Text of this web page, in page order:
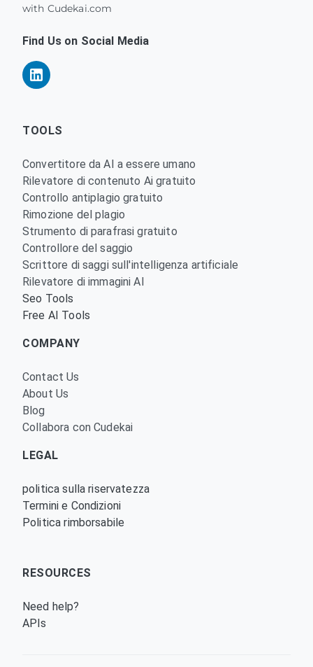
with Cudekai.com
Find Us on Social Media
TOOLS
Convertitore da AI a essere umano
Rilevatore di contenuto Ai gratuito
Controllo antiplagio gratuito
Rimozione del plagio
Strumento di parafrasi gratuito
Controllore del saggio
Scrittore di saggi sull'intelligenza artificiale
Rilevatore di immagini AI
Seo Tools
Free AI Tools
COMPANY
Contact Us
About Us
Blog
Collabora con Cudekai
LEGAL
politica sulla riservatezza
Termini e Condizioni
Politica rimborsabile
RESOURCES
Need help?
APIs